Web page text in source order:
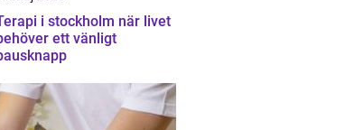
i stockholm när livet
ett vänligt